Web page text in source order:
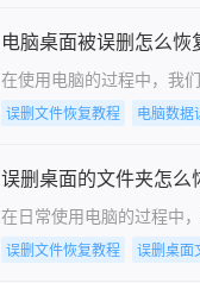
电脑桌面被误删怎么
在使用电脑的过程中，我
误删文件恢复教程 电脑数据
误删桌面的文件夹怎么
在日常使用电脑的过程中
误删文件恢复教程 误删桌面